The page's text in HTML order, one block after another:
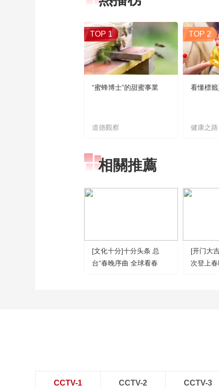
TOP 1
“蜜蜂博士”的甜蜜事業
道德觀察
TOP 2
看懂標
健康之路
相關推薦
[文化十分]十分头条 总
台“春晚序曲 全球看春
[开门大
次登上
CCTV-1
CCTV-2
CCTV-3